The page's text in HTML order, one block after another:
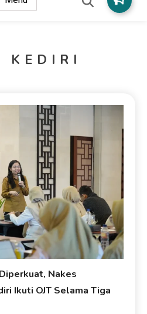
KEDIRI
Nakes
Ikuti OJT Selama Tiga